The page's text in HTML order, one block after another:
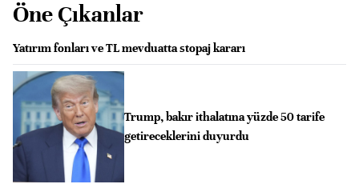
Öne Çıkanlar
Yatırım fonları ve TL mevduatta stopaj kararı
Trump, bakır ithalatına yüzde 50 tarife
getireceklerini duyurdu